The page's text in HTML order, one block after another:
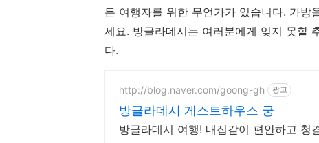
든 여행자를 위한 무언가가 있습니다. 가
세요. 방글라데시는 여러분에게 잊지 못할
다.
http://blog.naver.com/goong-gh 광고
방글라데시 게스트하우스 궁
방글라데시 여행! 내집같이 편안하고 청